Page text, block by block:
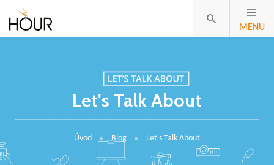
MENU
Let's Talk About
Úvod Blog Let's Talk About